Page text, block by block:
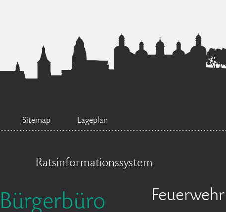
Sitemap Lageplan
Ratsinformationssystem
Bürgerbüro Feuerwehr